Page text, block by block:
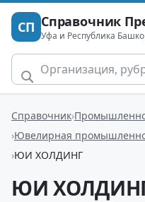
СП Справочник
Уфа и Республика
Справочник
Ювелирная
ЮИ ХОЛДИНГ
ЮИ